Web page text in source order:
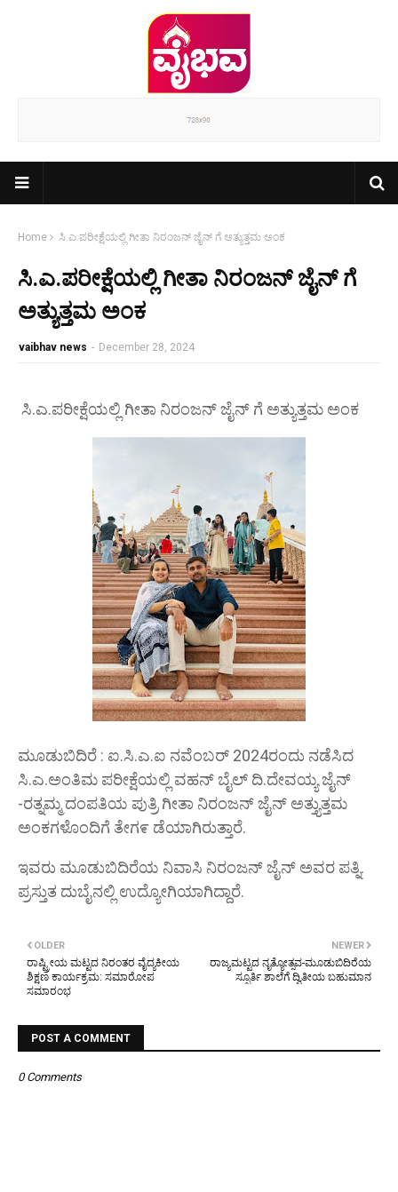
Home ಸಿ.ಎ.ಪರೀಕ್ಷೆಯಲ್ಲಿ ಗೀತಾ ನಿರಂಜನ್ ಜೈನ್ ಗೆ ಅತ್ಯುತ್ತಮ ಅಂಕ
ಸಿ.ಎ.ಪರೀಕ್ಷೆಯಲ್ಲಿ ಗೀತಾ ನಿರಂಜನ್ ಜೈನ್ ಗೆ
ಅತ್ಯುತ್ತಮ ಅಂಕ
vaibhav news - December 28, 2024
ಸಿ.ಎ.ಪರೀಕ್ಷೆಯಲ್ಲಿ ಗೀತಾ ನಿರಂಜನ್ ಜೈನ್ ಗೆ ಅತ್ಯುತ್ತಮ ಅಂಕ
ಮೂಡುಬಿದಿರೆ : ಐ.ಸಿ.ಎ.ಐ ನವೆಂಬರ್ 2024ರಂದು ನಡೆಸಿದ
ಸಿ.ಎ.ಅಂತಿಮ ಪರೀಕ್ಷೆಯಲ್ಲಿ ವಹನ್ ಬೈಲ್ ದಿ.ದೇವಯ್ಯ ಜೈನ್
-ರತ್ನಮ್ಮ ದಂಪತಿಯ ಪುತ್ರಿ ಗೀತಾ ನಿರಂಜನ್ ಜೈನ್ ಅತ್ತ್ಯುತ್ತಮ
ಅಂಕಗಳೊಂದಿಗೆ ತೇಗ೯ ಡೆಯಾಗಿರುತ್ತಾರೆ.
ಇವರು ಮೂಡುಬಿದಿರೆಯ ನಿವಾಸಿ ನಿರಂಜನ್ ಜೈನ್ ಅವರ ಪತ್ನಿ.
ಪ್ರಸ್ತುತ ದುಬೈನಲ್ಲಿ ಉದ್ಯೋಗಿಯಾಗಿದ್ದಾರೆ.
NEWER
ರಾಜ್ಯಮಟ್ಟದ ನೃತ್ಯೋತ್ಸವ-ಮೂಡುಬಿದಿರೆಯ
ಸ್ಪೂರ್ತಿ ಶಾಲೆಗೆ ದ್ವಿತೀಯ ಬಹುಮಾನ
OLDER
ರಾಷ್ಟ್ರೀಯ ಮಟ್ಟದ ನಿರಂತರ ವೈದ್ಯಕೀಯ
ಶಿಕ್ಷಣ ಕಾರ್ಯಕ್ರಮ: ಸಮಾರೋಪ
ಸಮಾರಂಭ
POST A COMMENT
0 Comments